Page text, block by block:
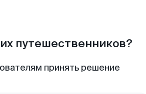
путешественников?
принять решение